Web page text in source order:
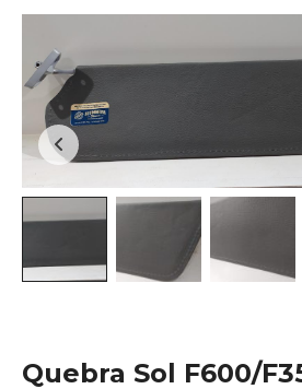
Quebra Sol F600/